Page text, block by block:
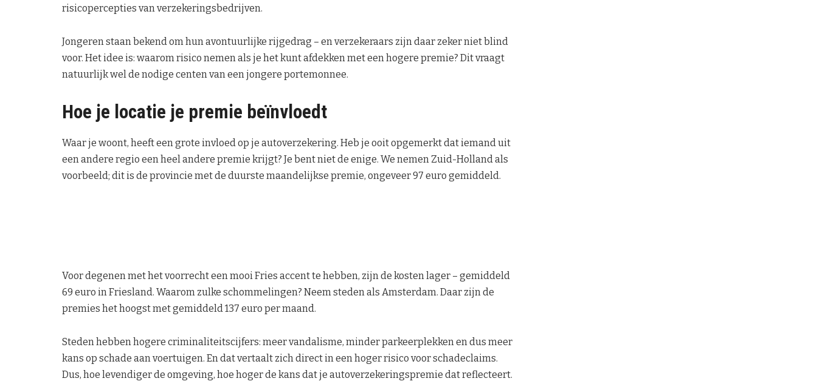
risicopercepties van verzekeringsbedrijven.
Jongeren staan bekend om hun avontuurlijke rijgedrag – en verzekeraars zijn daar zeker niet blind
voor. Het idee is: waarom risico nemen als je het kunt afdekken met een hogere premie? Dit vraagt
natuurlijk wel de nodige centen van een jongere portemonnee.
Hoe je locatie je premie beïnvloedt
Waar je woont, heeft een grote invloed op je autoverzekering. Heb je ooit opgemerkt dat iemand uit
een andere regio een heel andere premie krijgt? Je bent niet de enige. We nemen Zuid-Holland als
voorbeeld; dit is de provincie met de duurste maandelijkse premie, ongeveer 97 euro gemiddeld.
Voor degenen met het voorrecht een mooi Fries accent te hebben, zijn de kosten lager – gemiddeld
69 euro in Friesland. Waarom zulke schommelingen? Neem steden als Amsterdam. Daar zijn de
premies het hoogst met gemiddeld 137 euro per maand.
Steden hebben hogere criminaliteitscijfers: meer vandalisme, minder parkeerplekken en dus meer
kans op schade aan voertuigen. En dat vertaalt zich direct in een hoger risico voor schadeclaims.
Dus, hoe levendiger de omgeving, hoe hoger de kans dat je autoverzekeringspremie dat reflecteert.